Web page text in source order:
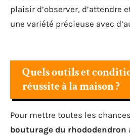
plaisir d’observer, d’attendre
une variété précieuse avec
Quels outils et
réussite à la maison ?
Pour mettre toutes les
bouturage du rhododendron